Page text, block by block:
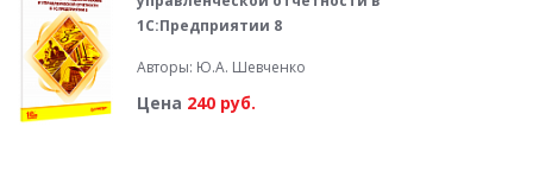
1С:Предприятии 8
Авторы: Ю.А. Шевченко
Цена 240 руб.